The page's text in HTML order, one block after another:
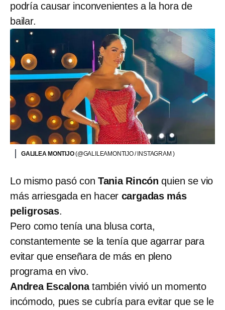
podría causar inconvenientes a la hora de
bailar.
GALILEA MONTIJO(@GALILEAMONTIJO / INSTAGRAM )
Lo mismo pasó con Tania Rincón quien se vio
más arriesgada en hacer cargadas más
peligrosas.
Pero como tenía una blusa corta,
constantemente se la tenía que agarrar para
evitar que enseñara de más en pleno
programa en vivo.
Andrea Escalonatambién vivió un momento
incómodo, pues se cubría para evitar que se le